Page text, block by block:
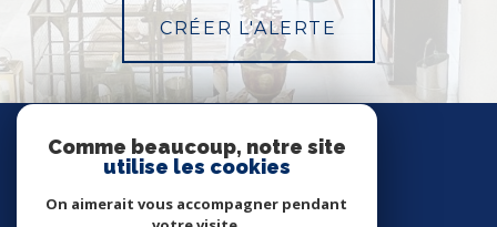
CRÉER L'ALERTE
SUIVRE
Comme beaucoup, notre site
utilise les cookies
On aimerait vous accompagner pendant